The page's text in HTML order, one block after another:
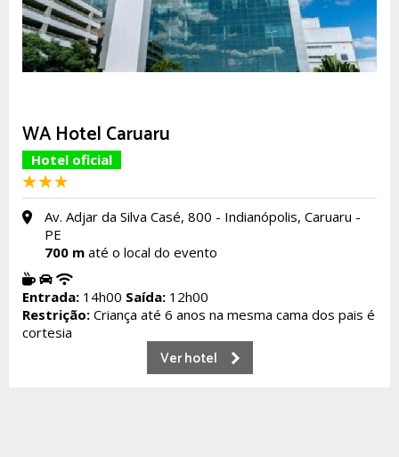
WA Hotel Caruaru
Hotel oficial
Av. Adjar da Silva Casé, 800 - Indianópolis, Caruaru -
PE
700 m até o local do evento
Entrada: 14h00 Saída: 12h00
Restrição: Criança até 6 anos na mesma cama dos pais é
cortesia
Ver hotel